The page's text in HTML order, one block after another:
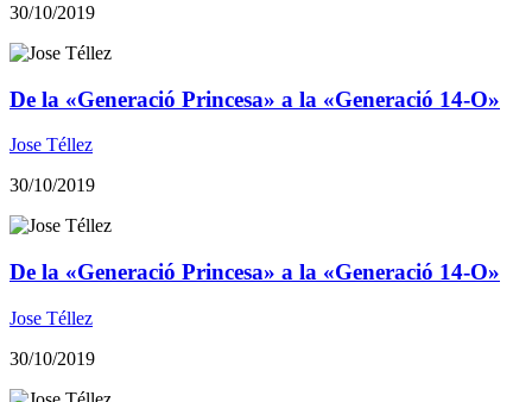
30/10/2019
De la «Generació Princesa» a la «Generació 14-O»
Jose Téllez
30/10/2019
De la «Generació Princesa» a la «Generació 14-O»
Jose Téllez
30/10/2019